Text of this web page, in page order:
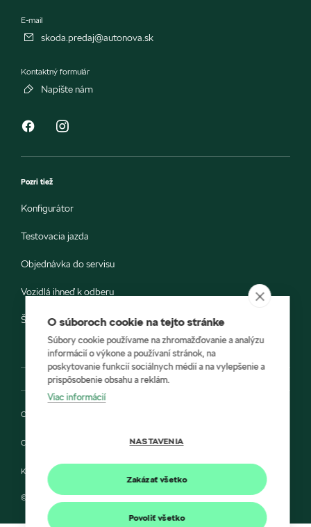
E-mail
skoda.predaj@autonova.sk
Kontaktný formulár
Napíšte nám
Pozri tiež
Konfigurátor
Testovacia jazda
Objednávka do servisu
Vozidlá ihneď k odberu
Škoda E-shop
Ochrana osobných údajov
Cookies
Kontakt
© 2022 AUTONOVA a Škoda Auto Slovensko s.r.o.
O súboroch cookie na tejto stránke
Súbory cookie používame na zhromažďovanie a analýzu
informácií o výkone a používaní stránok, na
poskytovanie funkcií sociálnych médií a na vylepšenie a
prispôsobenie obsahu a reklám.
Viac informácií
NASTAVENIA
Zakázať všetko
Povoliť všetko